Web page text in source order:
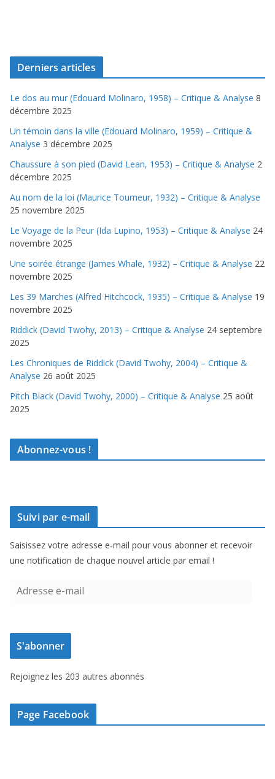
Derniers articles
Le dos au mur (Edouard Molinaro, 1958) – Critique & Analyse 8
décembre 2025
Un témoin dans la ville (Edouard Molinaro, 1959) – Critique &
Analyse 3 décembre 2025
Chaussure à son pied (David Lean, 1953) – Critique & Analyse 2
décembre 2025
Au nom de la loi (Maurice Tourneur, 1932) – Critique & Analyse
25 novembre 2025
Le Voyage de la Peur (Ida Lupino, 1953) – Critique & Analyse 24
novembre 2025
Une soirée étrange (James Whale, 1932) – Critique & Analyse 22
novembre 2025
Les 39 Marches (Alfred Hitchcock, 1935) – Critique & Analyse 19
novembre 2025
Riddick (David Twohy, 2013) – Critique & Analyse 24 septembre
2025
Les Chroniques de Riddick (David Twohy, 2004) – Critique &
Analyse 26 août 2025
Pitch Black (David Twohy, 2000) – Critique & Analyse 25 août
2025
Abonnez-vous !
Suivi par e-mail
Saisissez votre adresse e-mail pour vous abonner et recevoir
une notification de chaque nouvel article par email !
e
s
e
-
S'abonner
Rejoignez les 203 autres abonnés
Page Facebook